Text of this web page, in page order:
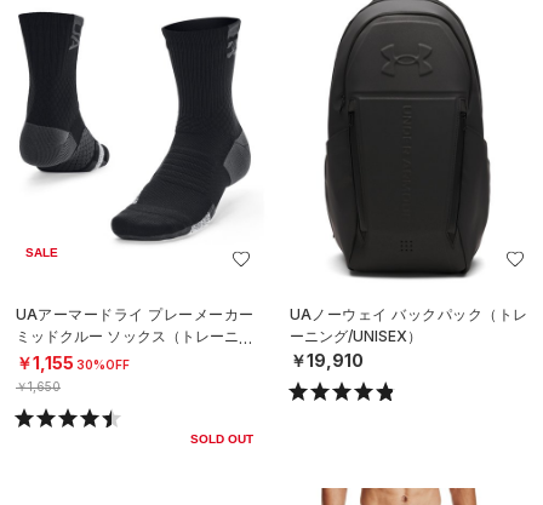
SALE
UAアーマードライ プレーメーカー
ミッドクルー ソックス（トレーニン
グ/UNISEX）
￥1,155 30%OFF
￥1,650
SOLD OUT
UAノーウェイ バックパック（トレ
ーニング/UNISEX）
￥19,910